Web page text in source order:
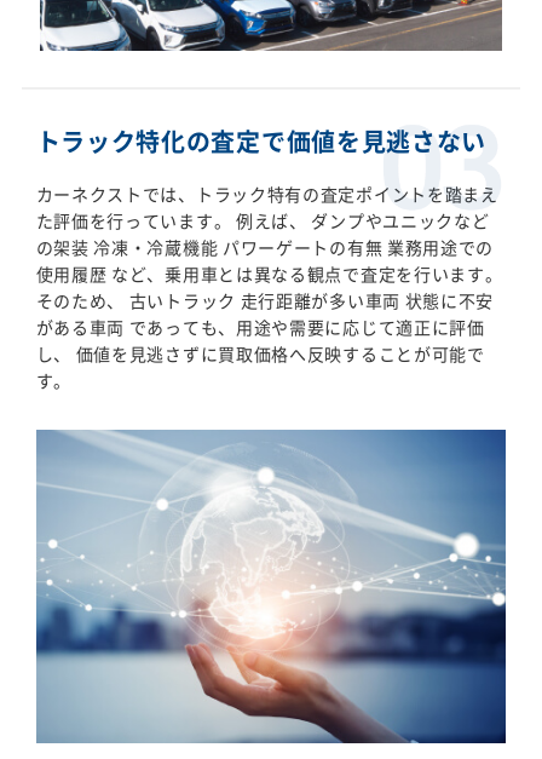
トラック特化の査定で価値を見逃さない
カーネクストでは、トラック特有の査定ポイントを踏まえ
た評価を行っています。 例えば、 ダンプやユニックなど
の架装 冷凍・冷蔵機能 パワーゲートの有無 業務用途での
使用履歴 など、乗用車とは異なる観点で査定を行います。
そのため、 古いトラック 走行距離が多い車両 状態に不安
がある車両 であっても、用途や需要に応じて適正に評価
し、 価値を見逃さずに買取価格へ反映することが可能で
す。